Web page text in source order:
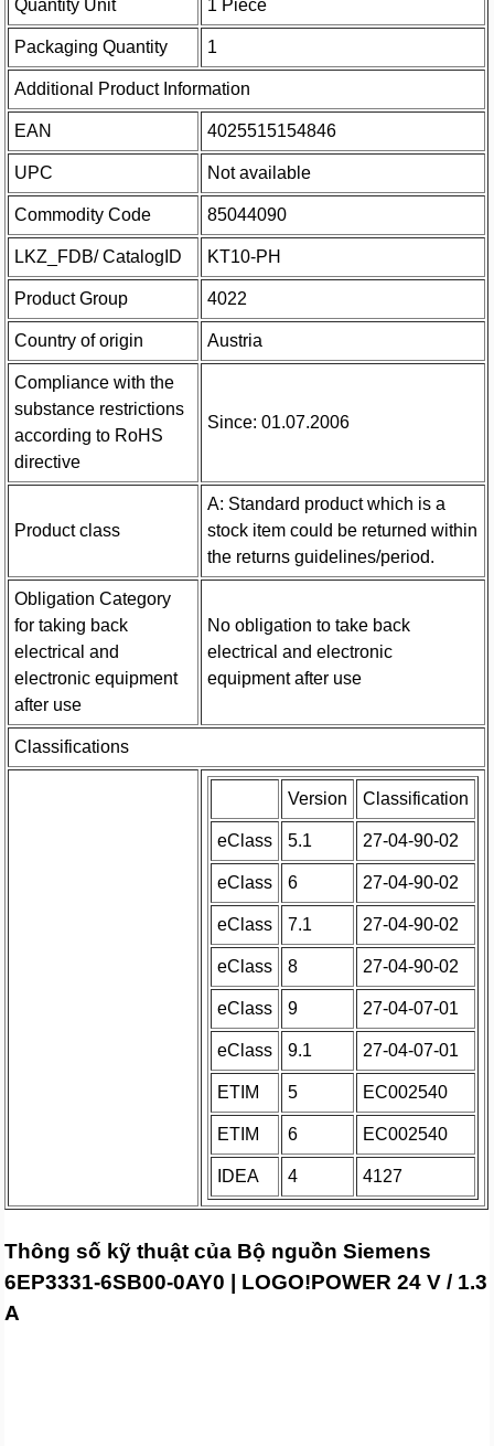
Quantity Unit 1 Piece
Packaging Quantity 1
Additional Product Information
EAN 4025515154846
UPC Not available
Commodity Code 85044090
LKZ_FDB/ CatalogID KT10-PH
Product Group 4022
Country of origin Austria
Compliance with the
substance restrictions
according to RoHS
directive
Since: 01.07.2006
Product class
A: Standard product which is a
stock item could be returned within
the returns guidelines/period.
Obligation Category
for taking back
electrical and
electronic equipment
after use
No obligation to take back
electrical and electronic
equipment after use
Classifications
Version Classification
eClass 5.1 27-04-90-02
eClass 6 27-04-90-02
eClass 7.1 27-04-90-02
eClass 8 27-04-90-02
eClass 9 27-04-07-01
eClass 9.1 27-04-07-01
ETIM 5 EC002540
ETIM 6 EC002540
IDEA 4 4127
Thông số kỹ thuật của Bộ nguồn Siemens
6EP3331-6SB00-0AY0 | LOGO!POWER 24 V / 1.3
A